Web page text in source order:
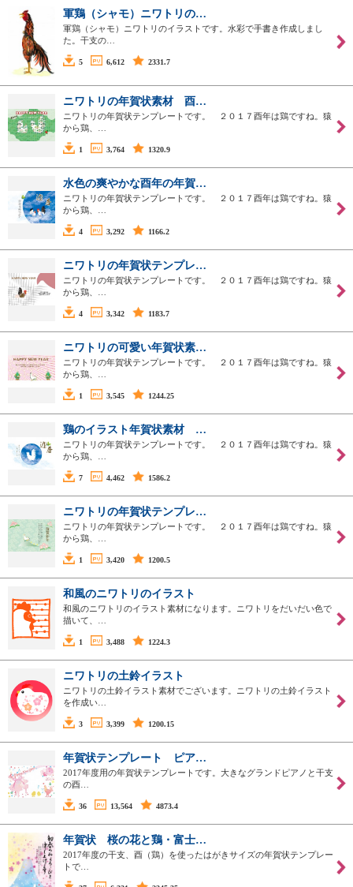
軍鶏（シャモ）ニワトリの…
軍鶏（シャモ）ニワトリのイラストです。水彩で手書き作成しまし
た。干支の…
5 6,612 2331.7
ニワトリの年賀状素材 酉…
ニワトリの年賀状テンプレートです。 ２０１７酉年は鶏ですね。猿
から鶏、…
1 3,764 1320.9
水色の爽やかな酉年の年賀…
ニワトリの年賀状テンプレートです。 ２０１７酉年は鶏ですね。猿
から鶏、…
4 3,292 1166.2
ニワトリの年賀状テンプレ…
ニワトリの年賀状テンプレートです。 ２０１７酉年は鶏ですね。猿
から鶏、…
4 3,342 1183.7
ニワトリの可愛い年賀状素…
ニワトリの年賀状テンプレートです。 ２０１７酉年は鶏ですね。猿
から鶏、…
1 3,545 1244.25
鶏のイラスト年賀状素材 …
ニワトリの年賀状テンプレートです。 ２０１７酉年は鶏ですね。猿
から鶏、…
7 4,462 1586.2
ニワトリの年賀状テンプレ…
ニワトリの年賀状テンプレートです。 ２０１７酉年は鶏ですね。猿
から鶏、…
1 3,420 1200.5
和風のニワトリのイラスト
和風のニワトリのイラスト素材になります。ニワトリをだいだい色で
描いて、…
1 3,488 1224.3
ニワトリの土鈴イラスト
ニワトリの土鈴イラスト素材でございます。ニワトリの土鈴イラスト
を作成い…
3 3,399 1200.15
年賀状テンプレート ピア…
2017年度用の年賀状テンプレートです。大きなグランドピアノと干支
の酉…
36 13,564 4873.4
年賀状 桜の花と鶏・富士…
2017年度の干支、酉（鶏）を使ったはがきサイズの年賀状テンプレー
トで…